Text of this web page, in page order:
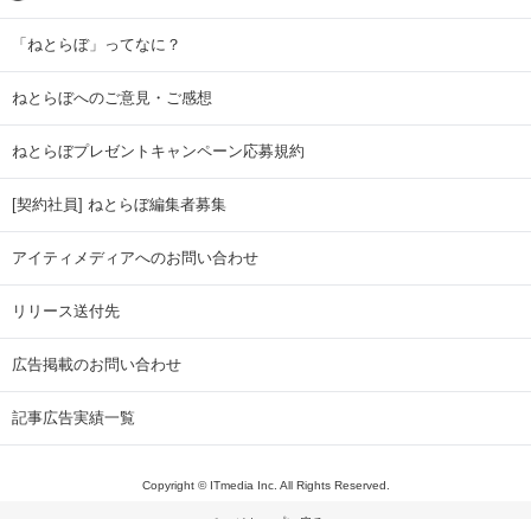
「ねとらぼ」ってなに？
ねとらぼへのご意見・ご感想
ねとらぼプレゼントキャンペーン応募規約
[契約社員] ねとらぼ編集者募集
アイティメディアへのお問い合わせ
リリース送付先
広告掲載のお問い合わせ
記事広告実績一覧
Copyright © ITmedia Inc. All Rights Reserved.